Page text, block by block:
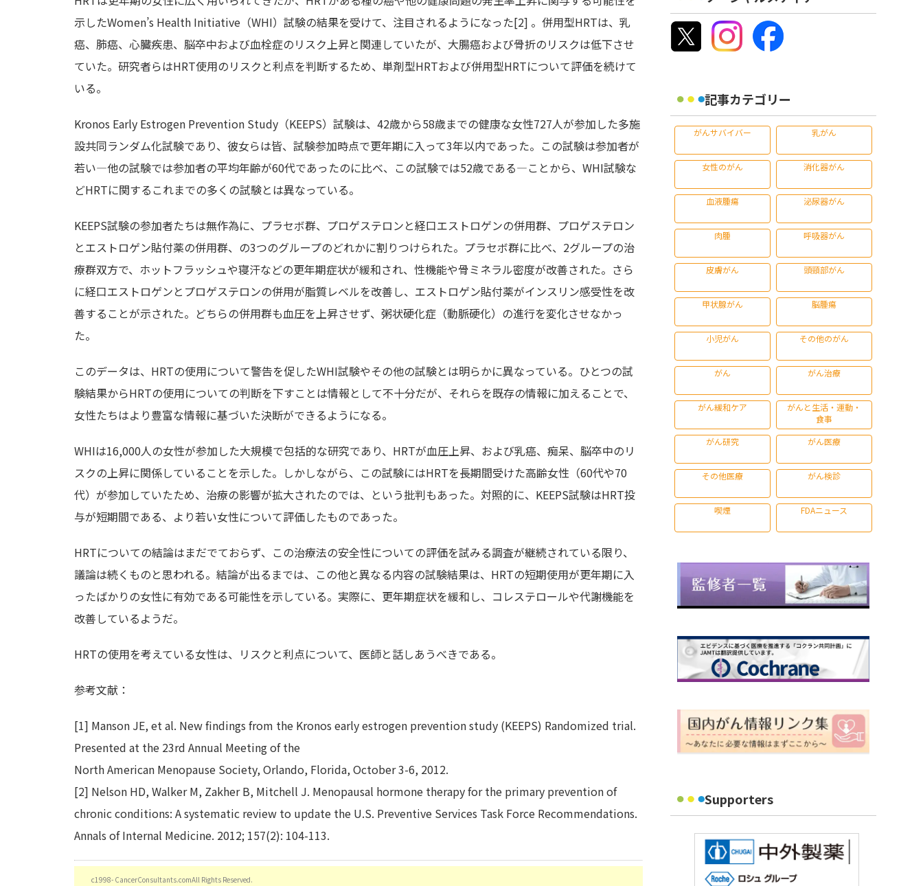
示したWomen’s Health Initiative（WHI）試験の結果を受けて、注目されるようになった[2] 。併用型HRTは、乳
癌、肺癌、心臓疾患、脳卒中および血栓症のリスク上昇と関連していたが、大腸癌および骨折のリスクは低下させ
ていた。研究者らはHRT使用のリスクと利点を判断するため、単剤型HRTおよび併用型HRTについて評価を続けて
いる。
Kronos Early Estrogen Prevention Study（KEEPS）試験は、42歳から58歳までの健康な女性727人が参加した多施
設共同ランダム化試験であり、彼女らは皆、試験参加時点で更年期に入って3年以内であった。この試験は参加者が
若い—他の試験では参加者の平均年齢が60代であったのに比べ、この試験では52歳である—ことから、WHI試験な
どHRTに関するこれまでの多くの試験とは異なっている。
KEEPS試験の参加者たちは無作為に、プラセボ群、プロゲステロンと経口エストロゲンの併用群、プロゲステロン
とエストロゲン貼付薬の併用群、の3つのグループのどれかに割りつけられた。プラセボ群に比べ、2グループの治
療群双方で、ホットフラッシュや寝汗などの更年期症状が緩和され、性機能や骨ミネラル密度が改善された。さら
に経口エストロゲンとプロゲステロンの併用が脂質レベルを改善し、エストロゲン貼付薬がインスリン感受性を改
善することが示された。どちらの併用群も血圧を上昇させず、粥状硬化症（動脈硬化）の進行を変化させなかっ
た。
このデータは、HRTの使用について警告を促したWHI試験やその他の試験とは明らかに異なっている。ひとつの試
験結果からHRTの使用についての判断を下すことは情報として不十分だが、それらを既存の情報に加えることで、
女性たちはより豊富な情報に基づいた決断ができるようになる。
WHIは16,000人の女性が参加した大規模で包括的な研究であり、HRTが血圧上昇、および乳癌、痴呆、脳卒中のリ
スクの上昇に関係していることを示した。しかしながら、この試験にはHRTを長期間受けた高齢女性（60代や70
代）が参加していたため、治療の影響が拡大されたのでは、という批判もあった。対照的に、KEEPS試験はHRT投
与が短期間である、より若い女性について評価したものであった。
HRTについての結論はまだでておらず、この治療法の安全性についての評価を試みる調査が継続されている限り、
議論は続くものと思われる。結論が出るまでは、この他と異なる内容の試験結果は、HRTの短期使用が更年期に入
ったばかりの女性に有効である可能性を示している。実際に、更年期症状を緩和し、コレステロールや代謝機能を
改善しているようだ。
HRTの使用を考えている女性は、リスクと利点について、医師と話しあうべきである。
参考文献：
[1] Manson JE, et al. New findings from the Kronos early estrogen prevention study (KEEPS) Randomized trial.
Presented at the 23rd Annual Meeting of the
North American Menopause Society, Orlando, Florida, October 3-6, 2012.
[2] Nelson HD, Walker M, Zakher B, Mitchell J. Menopausal hormone therapy for the primary prevention of
chronic conditions: A systematic review to update the U.S. Preventive Services Task Force Recommendations.
Annals of Internal Medicine. 2012; 157(2): 104-113.
c1998- CancerConsultants.comAll Rights Reserved.
記事カテゴリー
がんサバイバー 乳がん
女性のがん 消化器がん
血液腫瘍 泌尿器がん
肉腫 呼吸器がん
皮膚がん 頭頸部がん
甲状腺がん 脳腫瘍
小児がん その他のがん
がん がん治療
がん緩和ケア
がんと生活・運動・
食事
がん研究
がん医療
その他医療 がん検診
喫煙 FDAニュース
Supporters